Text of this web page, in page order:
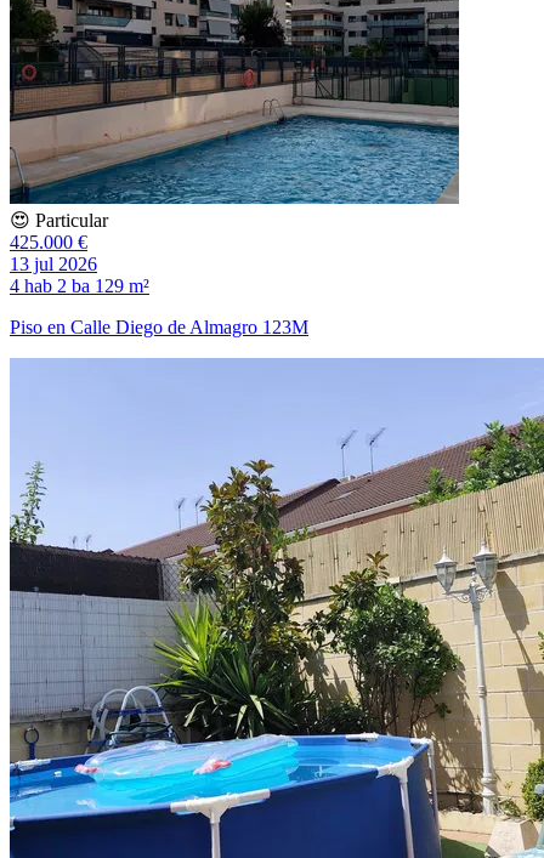
😍 Particular
425.000 €
13 jul 2026
4 hab 2 ba 129 m²
Piso en Calle Diego de Almagro 123M